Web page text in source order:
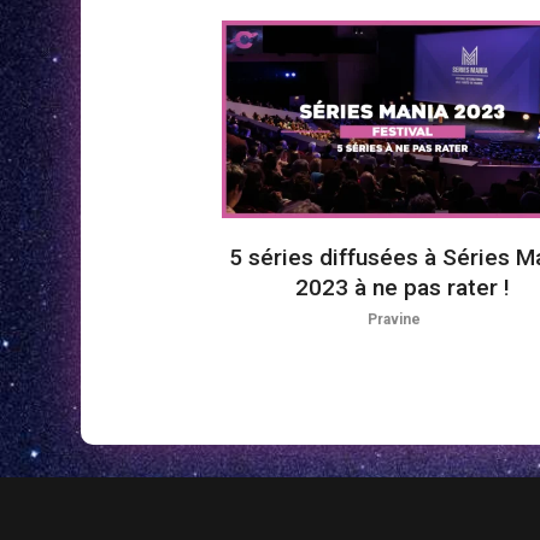
5 séries diffusées à Séries
2023 à ne pas rater !
Pravine